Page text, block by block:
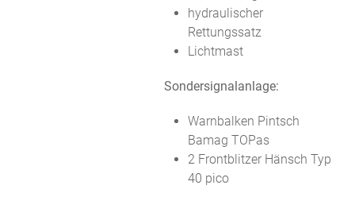
hydraulischer
Rettungssatz
Lichtmast
Sondersignalanlage:
Warnbalken Pintsch
Bamag TOPas
2 Frontblitzer Hänsch Typ
40 pico